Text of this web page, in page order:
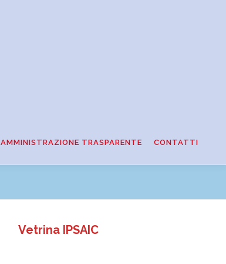
AMMINISTRAZIONE TRASPARENTE CONTATTI
Vetrina IPSAIC